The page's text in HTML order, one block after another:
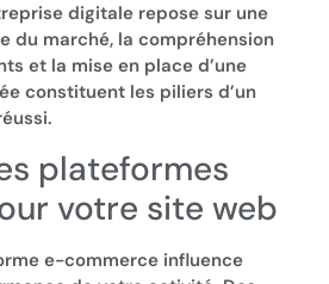
digitale repose sur une
du marché, la compréhension
et la mise en place d’une
constituent les piliers d’un
plateformes
votre site web
e-commerce influence